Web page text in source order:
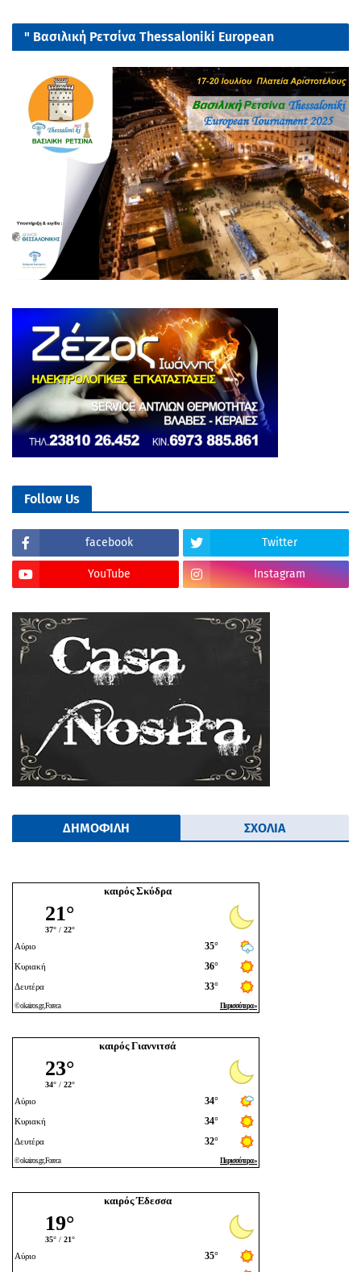
" Βασιλική Ρετσίνα Thessaloniki European
tournament 2025"
Follow Us
facebook Twitter
YouTube Instagram
ΔΗΜΟΦΙΛΗ ΣΧΟΛΙΑ
καιρός Σκύδρα
καιρός Γιαννιτσά
καιρός Έδεσσα